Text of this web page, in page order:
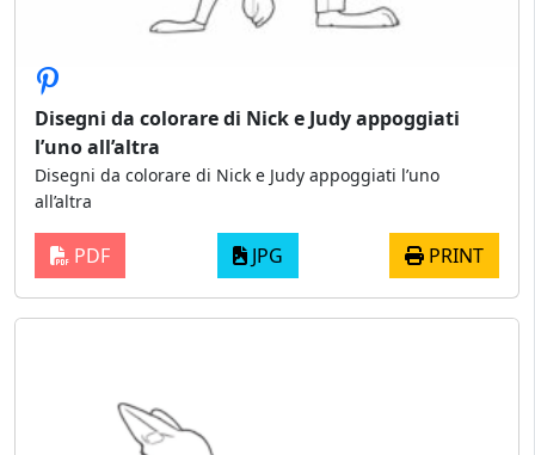
Disegni da colorare di Nick e Judy appoggiati
l’uno all’altra
Disegni da colorare di Nick e Judy appoggiati l’uno
all’altra
PDF JPG PRINT